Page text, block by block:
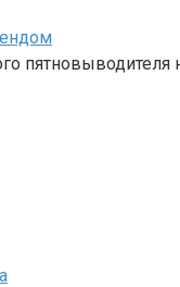
пятновыводителя